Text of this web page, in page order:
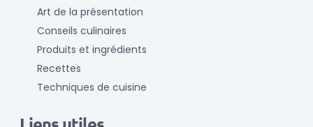
Art de la présentation
Conseils culinaires
Produits et ingrédients
Recettes
Techniques de cuisine